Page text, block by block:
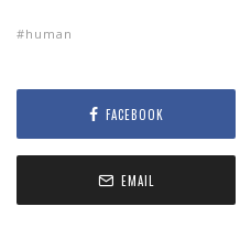
human
FACEBOOK
EMAIL